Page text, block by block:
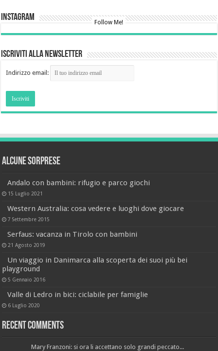
Instagram Follow Me!
Iscriviti alla newsletter
Indirizzo email:
Alcune sorprese
Andalo con bambini: rifugio e parco giochi
15 Luglio 2021
Western Australia: cosa vedere e luoghi dove giocare
7 Settembre 2015
Serfaus: vacanza in Tirolo con bambini
21 Agosto 2019
Un viaggio in Danimarca alla scoperta dei suoi più bei
playground
5 Gennaio 2016
Valle di Ledro in bici: ciclabile per famiglie
6 Luglio 2020
Recent Comments
Mary Franzoni: si ora li accettano solo grandi peccato...